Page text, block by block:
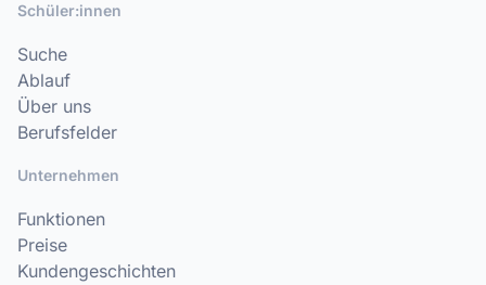
Schüler:innen
Suche
Ablauf
Über uns
Berufsfelder
Unternehmen
Funktionen
Preise
Kundengeschichten